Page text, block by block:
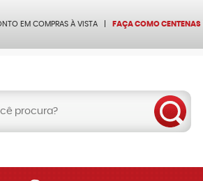
EM COMPRAS À VISTA FAÇA COMO CENTENAS